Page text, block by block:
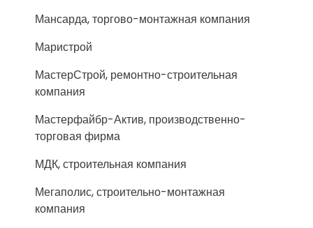
Мансарда, торгово-монтажная компания
Маристрой
МастерСтрой, ремонтно-строительная
компания
Мастерфайбр-Актив, производственно-
торговая фирма
МДК, строительная компания
Мегаполис, строительно-монтажная
компания